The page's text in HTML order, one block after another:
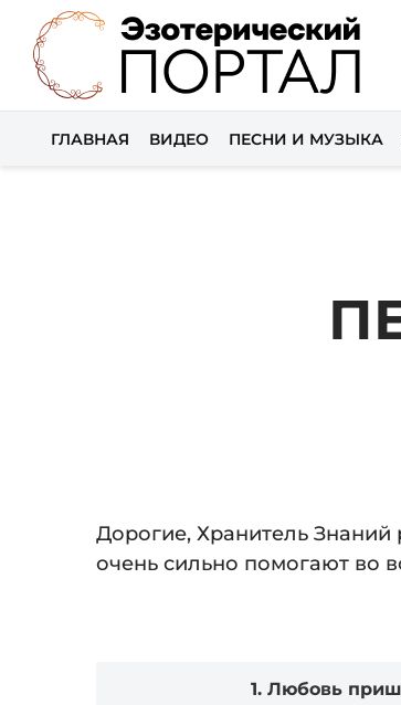
ГЛАВНАЯ ВИДЕО ПЕСНИ И МУЗЫКА
Дорогие, Хранитель Знаний
очень сильно помогают во
1. Любовь